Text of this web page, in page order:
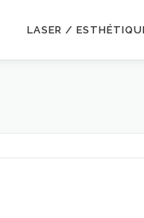
LASER /